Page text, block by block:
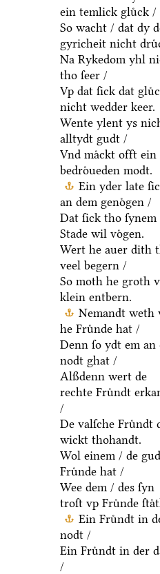
ein temlick gluͤck /
So wacht / dat dy
gyricheit nicht
Na Rykedom yhl
tho ſeer /
Vp dat ſick dat
nicht wedder keer.
Wente ylent ys
alltydt gudt /
Vnd maͤckt offt ein
bedroͤueden modt.
Ein yder late
an dem genoͤgen /
Dat ſick tho ſynem
Stade wil voͤgen.
Wert he auer dith
veel begern /
So moth he groth
klein entbern.
Nemandt weth
he Fruͤnde hat /
Denn ſo ydt em an
nodt ghat /
Alßdenn wert de
rechte Fruͤndt
/
De valſche Fruͤndt
wickt thohandt.
Wol einem / de
Fruͤnde hat /
Wee dem / des ſyn
troſt vp Fruͤnde
Ein Fruͤndt in
nodt /
Ein Fruͤndt in der
/